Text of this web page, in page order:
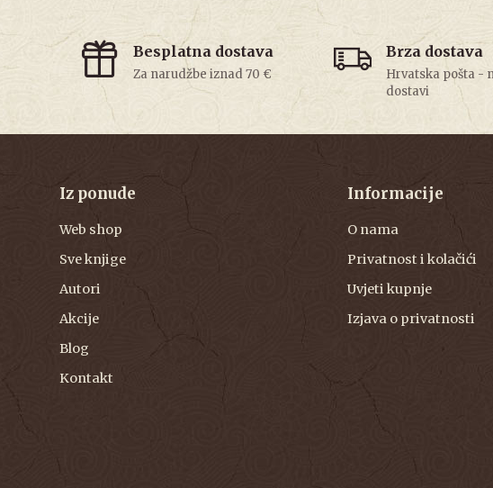
Besplatna dostava
Za narudžbe iznad 70 €
Brza dostava
Hrvatska pošta -
dostavi
Iz ponude
Web shop
Sve knjige
Autori
Akcije
Blog
Kontakt
Informacije
O nama
Privatnost i kolačići
Uvjeti kupnje
Izjava o privatnosti